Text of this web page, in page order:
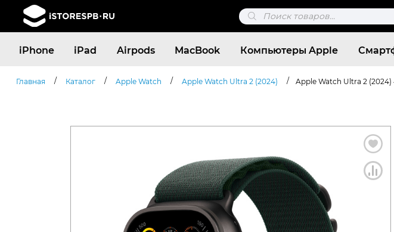
Поиск
товаров
iPhone iPad Airpods MacBook Компьютеры Apple
Поиск
товаров
Главная / Каталог / Apple Watch / Apple Watch Ultra 2 (2024) / Apple Watch Ultra 2